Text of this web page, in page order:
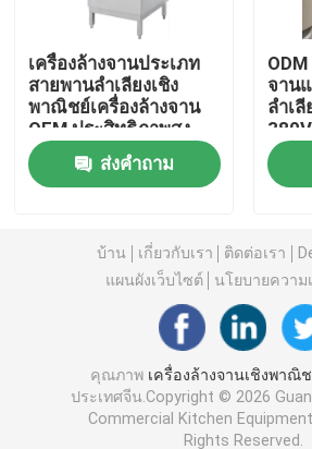
เครื่องล้างจานอัตโนมัติ
เครื่องล้างจานเชิงพาณิชย์แบบสาย
เครื่องล้างจานประเภทบิน
เครื่องล้างจานใต้เคาน์เตอร์เชิงพาณิ
เครื่องล้างจานในครัวเชิงพาณิชย์
อะไหล่เครื่องล้างจานในครัว
เครื่องล้างจานประเภท
สายพานลำเลียงเชิง
พาณิชย์เครื่องล้างจาน
OEM ประสิทธิภาพสูง
ส่งคำถาม
จาน
ลำเ
ไฟฟ้า
บ้าน เกี่ยวกับเรา ติดต่อเรา
แผนผังเว็บไซต์
นโยบายความ
คุณภาพ เครื่องล้างจานเชิงพาณิ
ประเทศจีน.Copyright © 2026
Commercial Kitchen Equipment
Rights Reserved.